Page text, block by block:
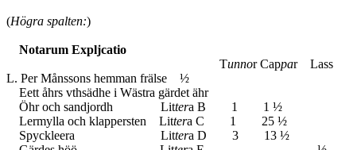
(Högra spalten:)
Notarum Expljcatio
Tunnor Cappar Lass
L. Per Månssons hemman frälse ½
Eett åhrs vthsädhe i Wästra gärdet ähr
Öhr och sandjordh Littera B 1 1 ½
Lermylla och klappersten Littera C 1 25 ½
Spyckleera Littera D 3 13 ½